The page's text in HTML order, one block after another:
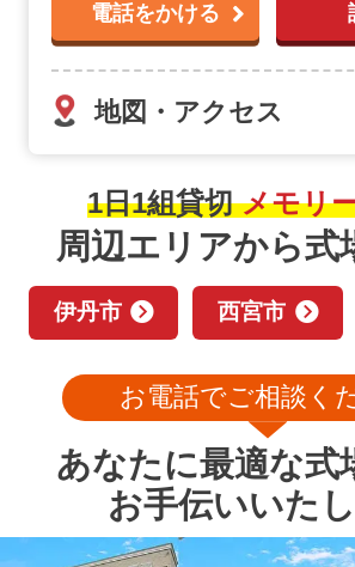
電話をかける
地図・アクセス
1日1組貸切メモリ
周辺エリアから式
伊丹市 西宮市
お電話でご相談く
あなたに最適な式
お手伝いいた